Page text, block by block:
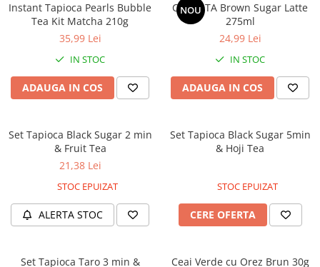
Instant Tapioca Pearls Bubble
Tea Kit Matcha 210g
35,99 Lei
IN STOC
ADAUGA IN COS
NOU
CANTATA Brown Sugar Latte
275ml
24,99 Lei
IN STOC
ADAUGA IN COS
Set Tapioca Black Sugar 2 min
& Fruit Tea
21,38 Lei
STOC EPUIZAT
ALERTA STOC
Set Tapioca Black Sugar 5min
& Hoji Tea
STOC EPUIZAT
CERE OFERTA
Set Tapioca Taro 3 min &
Ceai Verde cu Orez Brun 30g